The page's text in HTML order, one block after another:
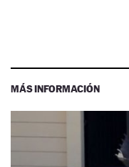
MÁS INFORMACIÓN